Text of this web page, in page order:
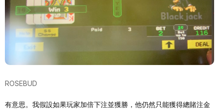
ROSEBUD
有意思。我假設如果玩家加倍下注並獲勝，他仍然只能獲得總賭注金